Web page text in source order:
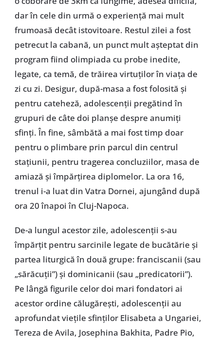
dar în cele din urmă o experienţă mai mult
frumoasă decât istovitoare. Restul zilei a fost
petrecut la cabană, un punct mult aşteptat din
program fiind olimpiada cu probe inedite,
legate, ca temă, de trăirea virtuţilor în viaţa de
zi cu zi. Desigur, după-masa a fost folosită şi
pentru cateheză, adolescenţii pregătind în
grupuri de câte doi planşe despre anumiţi
sfinţi. În fine, sâmbătă a mai fost timp doar
pentru o plimbare prin parcul din centrul
staţiunii, pentru tragerea concluziilor, masa de
amiază şi împărţirea diplomelor. La ora 16,
trenul i-a luat din Vatra Dornei, ajungând după
ora 20 înapoi în Cluj-Napoca.
De-a lungul acestor zile, adolescenţii s-au
împărţit pentru sarcinile legate de bucătărie şi
partea liturgică în două grupe: franciscanii (sau
„sărăcuţii”) şi dominicanii (sau „predicatorii”).
Pe lângă figurile celor doi mari fondatori ai
acestor ordine călugăreşti, adolescenţii au
aprofundat vieţile sfinţilor Elisabeta a Ungariei,
Tereza de Avila, Josephina Bakhita, Padre Pio,